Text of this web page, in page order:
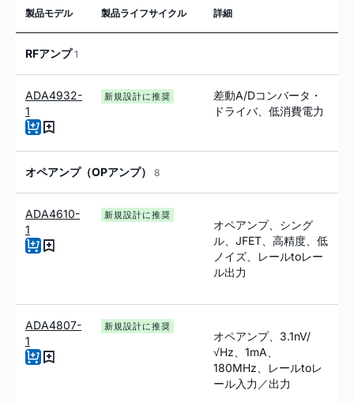
製品モデル 製品ライフサイクル 詳細
RFアンプ1
ADA4932-
1
新規設計に推奨
差動A/Dコンバータ・
ドライバ、低消費電力
オペアンプ（OPアンプ） 8
ADA4610-
1
新規設計に推奨
オペアンプ、シング
ル、JFET、高精度、低
ノイズ、レールtoレー
ル出力
ADA4807-
1
新規設計に推奨
オペアンプ、3.1nV/
√Hz、1mA、
180MHz、レールtoレ
ール入力／出力